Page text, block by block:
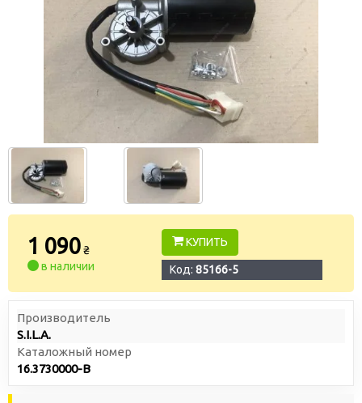
1 090₴
в наличии
КУПИТЬ
Код: 85166-5
Производитель
S.I.L.A.
Каталожный номер
16.3730000-В